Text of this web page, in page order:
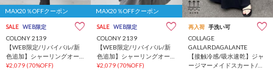
MAX20％OFFクーポン
SALE WEB限定
COLONY 2139
【WEB限定/リバイバル/新
色追加】シャーリングオー
ルインワン
¥2,079 (70%OFF)
MAX20％OFFクーポン
SALE WEB限定
COLONY 2139
【WEB限定/リバイバル/新
色追加】シャーリングオー
ルインワン
¥2,079 (70%OFF)
再入荷 手洗い可
COLLAGE
GALLARDAGALANTE
【接触冷感/吸水速乾】ジャ
ージマーメイドスカート/セ